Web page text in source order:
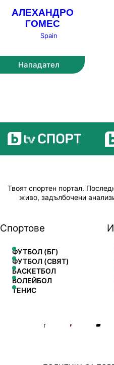
АЛЕХАНДРО
ГОМЕС
Spain
Нападател
Твоят спортен портал.
живо, задълбочени
Спортове
ФУТБОЛ (БГ)
ФУТБОЛ (СВЯТ)
БАСКЕТБОЛ
ВОЛЕЙБОЛ
ТЕНИС